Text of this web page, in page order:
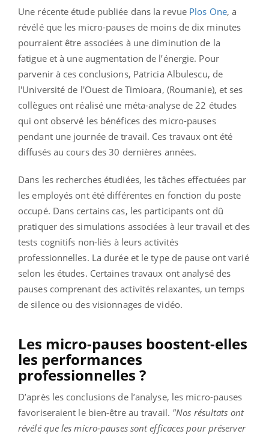
Une récente étude publiée dans la revue Plos One, a
révélé que les micro-pauses de moins de dix minutes
pourraient être associées à une diminution de la
fatigue et à une augmentation de l’énergie. Pour
parvenir à ces conclusions, Patricia Albulescu, de
l'Université de l'Ouest de Timioara, (Roumanie), et ses
collègues ont réalisé une méta-analyse de 22 études
qui ont observé les bénéfices des micro-pauses
pendant une journée de travail. Ces travaux ont été
diffusés au cours des 30 dernières années.
Dans les recherches étudiées, les tâches effectuées par
les employés ont été différentes en fonction du poste
occupé. Dans certains cas, les participants ont dû
pratiquer des simulations associées à leur travail et des
tests cognitifs non-liés à leurs activités
professionnelles. La durée et le type de pause ont varié
selon les études. Certaines travaux ont analysé des
pauses comprenant des activités relaxantes, un temps
de silence ou des visionnages de vidéo.
Les micro-pauses boostent-elles
les performances
professionnelles ?
D’après les conclusions de l’analyse, les micro-pauses
favoriseraient le bien-être au travail. "Nos résultats ont
révélé que les micro-pauses sont efficaces pour préserver